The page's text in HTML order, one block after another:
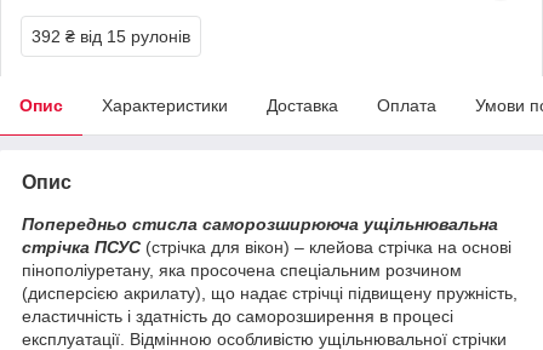
392 ₴ від 15 рулонів
Опис Характеристики Доставка Оплата Умови
Опис
Попередньо стисла саморозширююча ущільнювальна
стрічка ПСУС (стрічка для вікон) – клейова стрічка на основі
пінополіуретану, яка просочена спеціальним розчином
(дисперсією акрилату), що надає стрічці підвищену пружність,
еластичність і здатність до саморозширення в процесі
експлуатації. Відмінною особливістю ущільнювальної стрічки